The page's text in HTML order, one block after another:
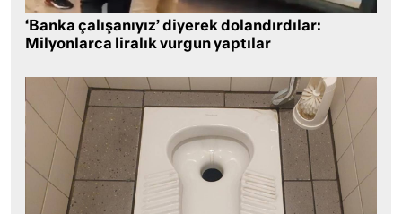
‘Banka çalışanıyız’ diyerek dolandırdılar:
Milyonlarca liralık vurgun yaptılar